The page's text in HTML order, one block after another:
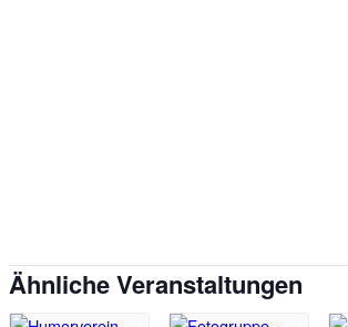
Ähnliche Veranstaltungen